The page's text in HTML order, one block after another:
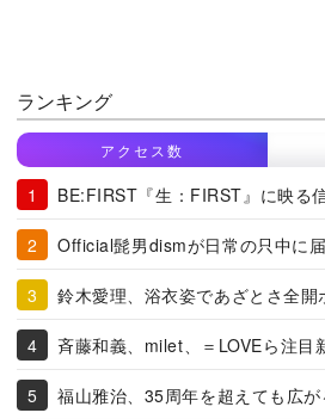
ランキング
アクセス数
BE:FIRST『生：FIRST』に映る
Official髭男dismが日常の只中に
鈴木愛理、浴衣姿であざとさ全開
斉藤和義、milet、＝LOVEら注目
福山雅治、35周年を超えても広が